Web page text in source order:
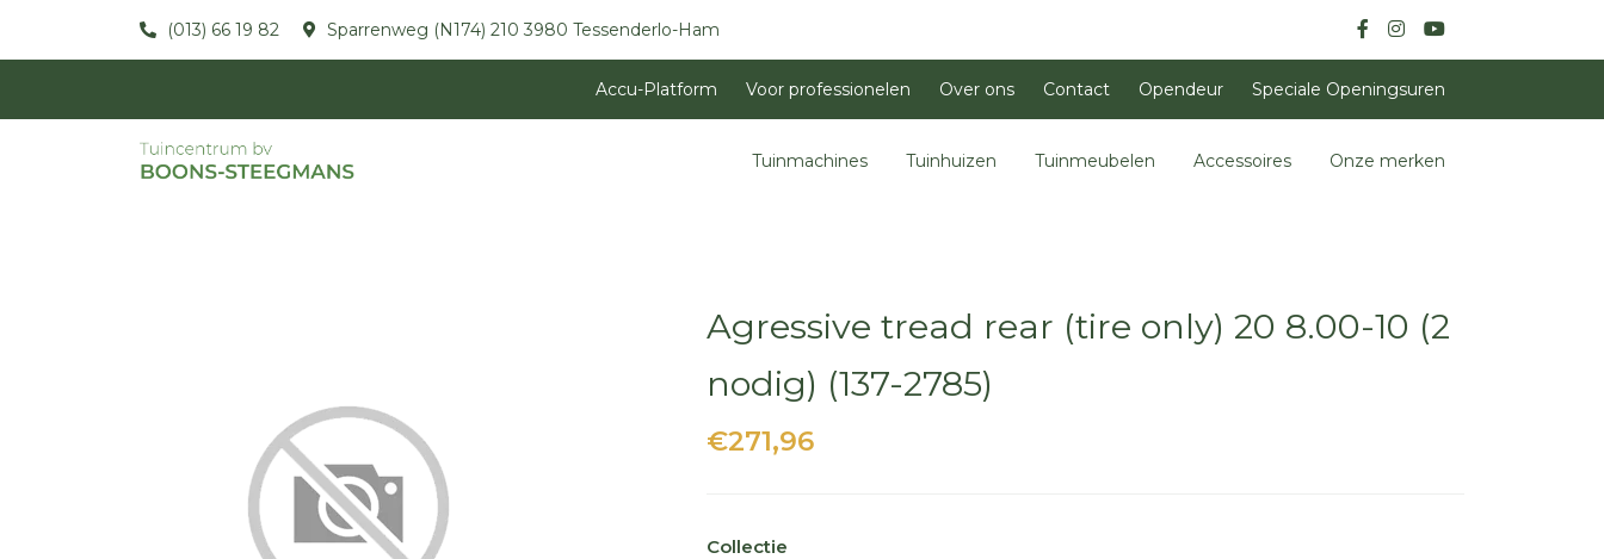
(013) 66 19 82 Sparrenweg (N174) 210 3980 Tessenderlo-Ham
Accu-Platform Voor professionelen Over ons Contact Opendeur Speciale Openingsuren
Tuinmachines Tuinhuizen Tuinmeubelen Accessoires Onze merken
Agressive tread rear (tire only) 20 8.00-10 (2
nodig) (137-2785)
€271,96
Collectie